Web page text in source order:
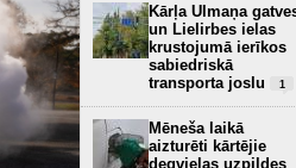
Kārļa Ulmaņa
un Lielirbes ielas
krustojumā ierīkos
sabiedriskā
transporta joslu
1
Mēneša laikā
aizturēti kārtējie
degvielas uzpildes